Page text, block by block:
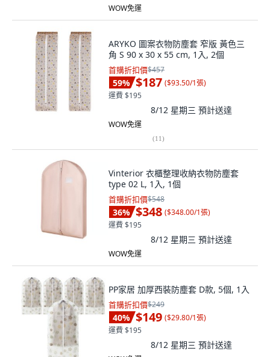
WOW免運
ARYKO 圖案衣物防塵套 窄版 黃色三
角 S 90 x 30 x 55 cm, 1入, 2個
首購折扣價$457
59% $187 ($93.50/1張)
運費 $195
8/12 星期三 預計送達
WOW免運
(11)
Vinterior 衣櫃整理收納衣物防塵套
type 02 L, 1入, 1個
首購折扣價$548
36% $348 ($348.00/1張)
運費 $195
8/12 星期三 預計送達
WOW免運
PP家居 加厚西裝防塵套 D款, 5個, 1入
首購折扣價$249
40% $149 ($29.80/1張)
運費 $195
8/12 星期三 預計送達